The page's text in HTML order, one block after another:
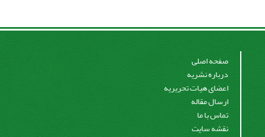
صفحه اصلی
درباره نشریه
اعضای هیات تحریریه
ارسال مقاله
تماس با ما
نقشه سایت